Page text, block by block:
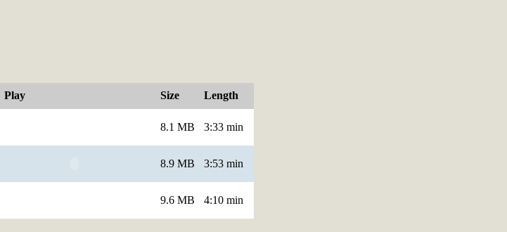
Play Size Length
8.1 MB 3:33 min
8.9 MB 3:53 min
9.6 MB 4:10 min